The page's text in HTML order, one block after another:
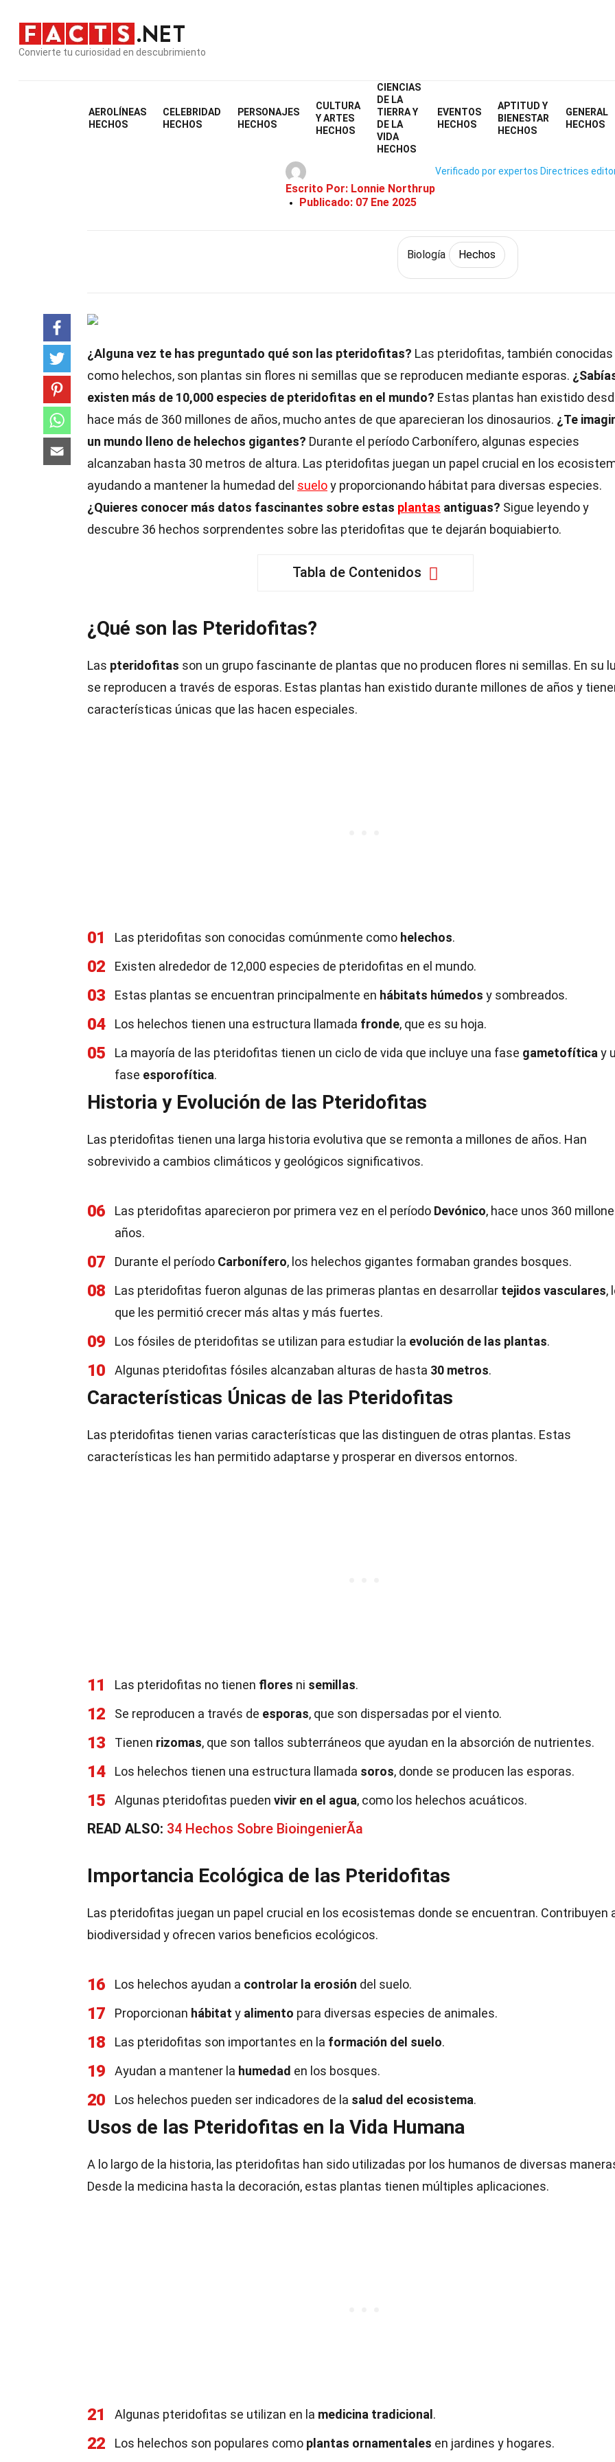
Convierte tu curiosidad en descubrimiento
AEROLÍNEAS
HECHOS
CELEBRIDAD
HECHOS
PERSONAJES
HECHOS
CULTURA
Y ARTES
HECHOS
CIENCIAS
DE LA
TIERRA Y
DE LA
VIDA
HECHOS
EVENTOS
HECHOS
APTITUD Y
BIENESTAR
HECHOS
GENERAL
HECHOS
Home Ciencia
36 Hechos Sobre Pteridofita
Escrito Por: Lonnie Northrup
Publicado: 07 Ene 2025
Verificado por expertos Directrices
Biología Hechos
¿Alguna vez te has preguntado qué son las pteridofitas? Las pteridofitas, también conocidas
como helechos, son plantas sin flores ni semillas que se reproducen mediante esporas.
existen más de 10,000 especies de pteridofitas en el mundo? Estas plantas han existido
hace más de 360 millones de años, mucho antes de que aparecieran los dinosaurios. ¿Te
un mundo lleno de helechos gigantes? Durante el período Carbonífero, algunas especies
alcanzaban hasta 30 metros de altura. Las pteridofitas juegan un papel crucial en los
ayudando a mantener la humedad del sueloy proporcionando hábitat para diversas especies.
¿Quieres conocer más datos fascinantes sobre estas plantas antiguas? Sigue leyendo y
descubre 36 hechos sorprendentes sobre las pteridofitas que te dejarán boquiabierto.
Tabla de Contenidos
¿Qué son las Pteridofitas?
Las pteridofitas son un grupo fascinante de plantas que no producen flores ni semillas. En su
se reproducen a través de esporas. Estas plantas han existido durante millones de años y
características únicas que las hacen especiales.
01 Las pteridofitas son conocidas comúnmente como helechos.
02 Existen alrededor de 12,000 especies de pteridofitas en el mundo.
03 Estas plantas se encuentran principalmente en hábitats húmedos y sombreados.
04 Los helechos tienen una estructura llamada fronde, que es su hoja.
05 La mayoría de las pteridofitas tienen un ciclo de vida que incluye una fase gametofítica y
fase esporofítica.
Historia y Evolución de las Pteridofitas
Las pteridofitas tienen una larga historia evolutiva que se remonta a millones de años. Han
sobrevivido a cambios climáticos y geológicos significativos.
06 Las pteridofitas aparecieron por primera vez en el período Devónico, hace unos 360
años.
07 Durante el período Carbonífero, los helechos gigantes formaban grandes bosques.
08 Las pteridofitas fueron algunas de las primeras plantas en desarrollar tejidos vasculares,
que les permitió crecer más altas y más fuertes.
09 Los fósiles de pteridofitas se utilizan para estudiar la evolución de las plantas.
10 Algunas pteridofitas fósiles alcanzaban alturas de hasta 30 metros.
Características Únicas de las Pteridofitas
Las pteridofitas tienen varias características que las distinguen de otras plantas. Estas
características les han permitido adaptarse y prosperar en diversos entornos.
11 Las pteridofitas no tienen flores ni semillas.
12 Se reproducen a través de esporas, que son dispersadas por el viento.
13 Tienen rizomas, que son tallos subterráneos que ayudan en la absorción de nutrientes.
14 Los helechos tienen una estructura llamada soros, donde se producen las esporas.
15 Algunas pteridofitas pueden vivir en el agua, como los helechos acuáticos.
READ ALSO: 34 Hechos Sobre BioingenierÃ­a
Importancia Ecológica de las Pteridofitas
Las pteridofitas juegan un papel crucial en los ecosistemas donde se encuentran. Contribuyen
biodiversidad y ofrecen varios beneficios ecológicos.
16 Los helechos ayudan a controlar la erosión del suelo.
17 Proporcionan hábitat y alimento para diversas especies de animales.
18 Las pteridofitas son importantes en la formación del suelo.
19 Ayudan a mantener la humedad en los bosques.
20 Los helechos pueden ser indicadores de la salud del ecosistema.
Usos de las Pteridofitas en la Vida Humana
A lo largo de la historia, las pteridofitas han sido utilizadas por los humanos de diversas
Desde la medicina hasta la decoración, estas plantas tienen múltiples aplicaciones.
21 Algunas pteridofitas se utilizan en la medicina tradicional .
22 Los helechos son populares como plantas ornamentales en jardines y hogares.